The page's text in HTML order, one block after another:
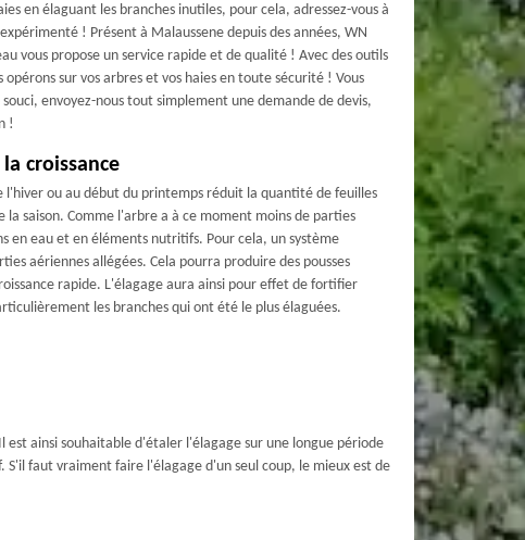
en élaguant les branches inutiles, pour cela, adressez-vous à
! Présent à Malaussene depuis des années, WN
vous propose un service rapide et de qualité ! Avec des outils
sur vos arbres et vos haies en toute sécurité ! Vous
souci, envoyez-nous tout simplement une demande de devis,
!
la croissance
l'hiver ou au début du printemps réduit la quantité de feuilles
la saison. Comme l'arbre a à ce moment moins de parties
en eau et en éléments nutritifs. Pour cela, un système
aériennes allégées. Cela pourra produire des pousses
rapide. L'élagage aura ainsi pour effet de fortifier
les branches qui ont été le plus élaguées.
ainsi souhaitable d'étaler l'élagage sur une longue période
faut vraiment faire l'élagage d'un seul coup, le mieux est de